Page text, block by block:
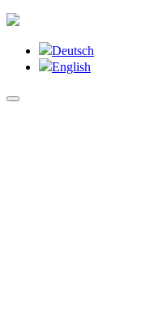
Deutsch
English